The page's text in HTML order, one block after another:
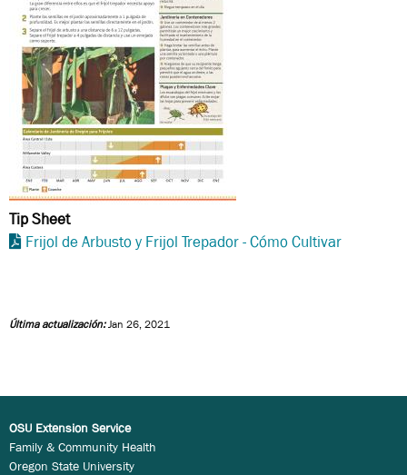
Tip Sheet
Frijol de Arbusto y Frijol Trepador - Cómo Cultivar
Última actualización:Jan 26, 2021
OSU Extension Service
Family & Community Health
Oregon State University